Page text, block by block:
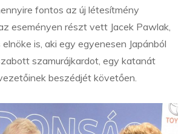
fontos az új létesítmény
eseményen részt vett Jacek Pawlak,
is, aki egy egyenesen Japánból
szamurájkardot, egy katanát
beszédjét követően.